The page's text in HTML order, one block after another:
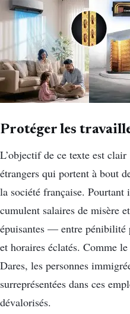
Protéger les
L’objectif de ce texte est
étrangers qui portent à bout
la société française. Pourtant
cumulent salaires de misère et
épuisantes — entre pénibilité
et horaires éclatés. Comme
Dares, les personnes
surreprésentées dans ces
dévalorisés.